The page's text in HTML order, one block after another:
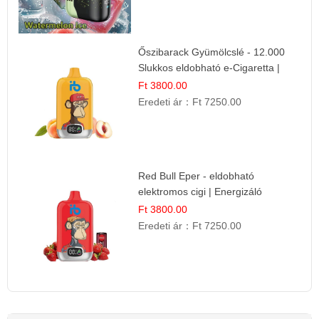
Őszibarack Gyümölcslé - 12.000
Slukkos eldobható e-Cigaretta |
Friss Gyümölcs Íz
Ft 3800.00
Eredeti ár： Ft 7250.00
Red Bull Eper - eldobható
elektromos cigi | Energizáló
Gyümölcs Íz
Ft 3800.00
Eredeti ár： Ft 7250.00